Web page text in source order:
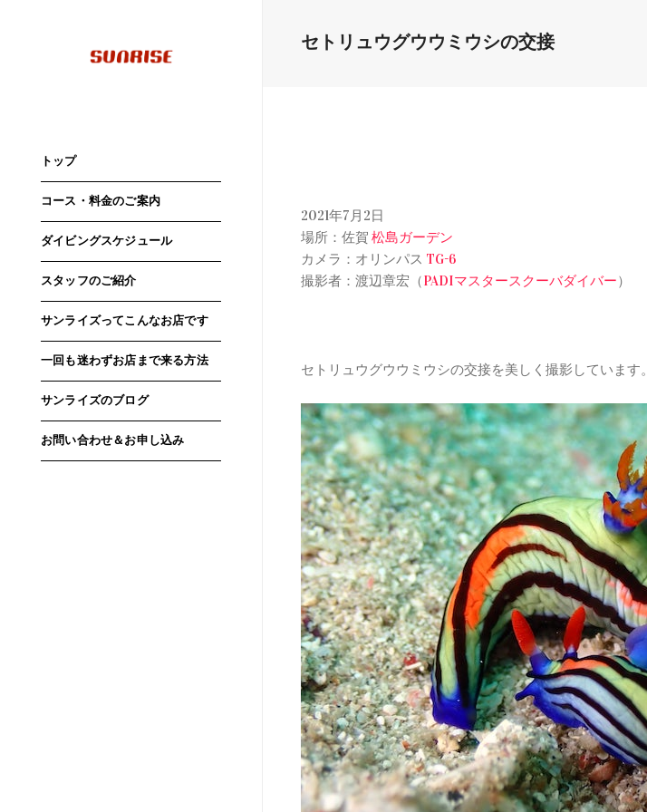
トップ
コース・料金のご案内
ダイビングスケジュール
スタッフのご紹介
サンライズってこんなお店です
一回も迷わずお店まで来る方法
サンライズのブログ
お問い合わせ＆お申し込み
セトリュウグウウミウシの交接
2021年7月2日
場所：佐賀 松島ガーデン
カメラ：オリンパス TG-6
撮影者：渡辺章宏（PADIマスタースクーバダイバー）
セトリュウグウウミウシの交接を美しく撮影しています。